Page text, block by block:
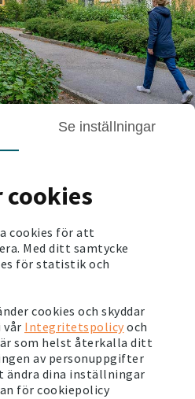
Se inställningar
cookies
cookies för att
Med ditt samtycke
för statistik och
cookies och skyddar
vår Integritetspolicy och
som helst återkalla ditt
av personuppgifter
ändra dina inställningar
för cookiepolicy
familjer att leva mer hållbart.
centralt för oss. Genom
trygghetsåtgärder jobbar vi
Det gynnar både oss och
till över 500 medarbetare och
företag. Vi har ett stort ansvar
och säkra